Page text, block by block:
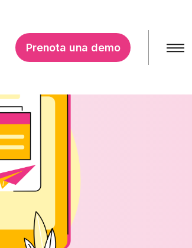
Prenota una demo